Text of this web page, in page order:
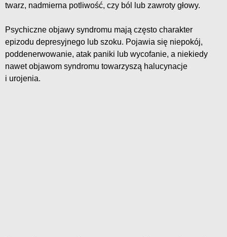
twarz, nadmierna potliwość, czy ból lub zawroty głowy.
Psychiczne objawy syndromu mają często charakter
epizodu depresyjnego lub szoku. Pojawia się niepokój,
poddenerwowanie, atak paniki lub wycofanie, a niekiedy
nawet objawom syndromu towarzyszą halucynacje
i urojenia.